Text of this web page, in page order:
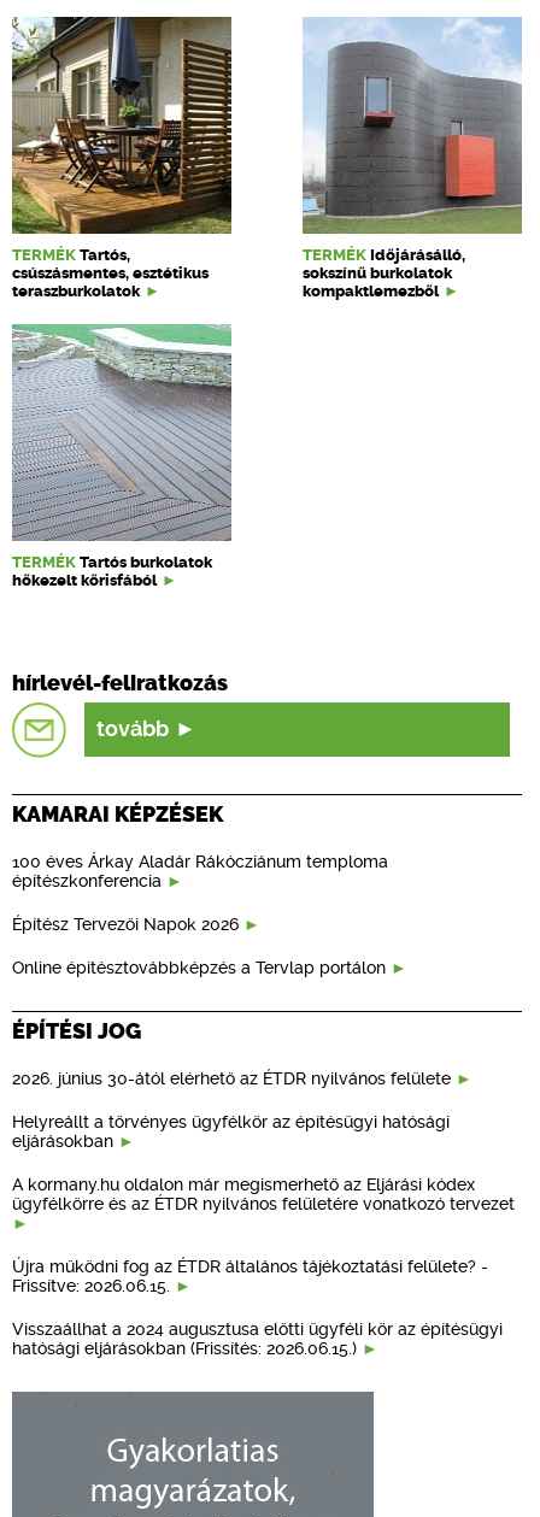
TERMÉK Tartós,
csúszásmentes, esztétikus
teraszburkolatok
TERMÉK Időjárásálló,
sokszínű burkolatok
kompaktlemezből
TERMÉK Tartós burkolatok
hőkezelt kőrisfából
hírlevél-feliratkozás
tovább
KAMARAI KÉPZÉSEK
100 éves Árkay Aladár Rákócziánum temploma
építészkonferencia
Építész Tervezői Napok 2026
Online építésztovábbképzés a Tervlap portálon
ÉPÍTÉSI JOG
2026. június 30-ától elérhető az ÉTDR nyilvános felülete
Helyreállt a törvényes ügyfélkör az építésügyi hatósági
eljárásokban
A kormany.hu oldalon már megismerhető az Eljárási kódex
ügyfélkörre és az ÉTDR nyilvános felületére vonatkozó tervezet
Újra működni fog az ÉTDR általános tájékoztatási felülete? -
Frissítve: 2026.06.15.
Visszaállhat a 2024 augusztusa előtti ügyféli kör az építésügyi
hatósági eljárásokban (Frissítés: 2026.06.15.)